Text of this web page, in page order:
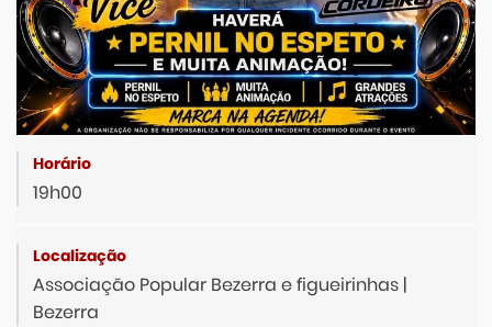
19h00
Associação Popular Bezerra e figueirinhas |
Bezerra